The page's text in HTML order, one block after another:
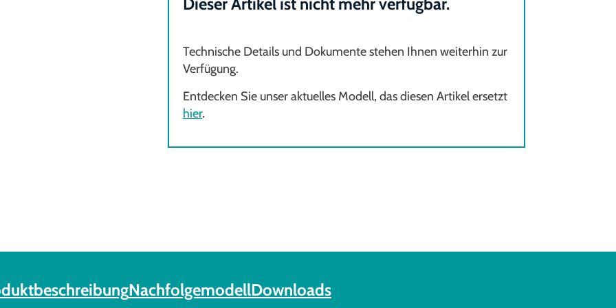
Technische Details und Dokumente stehen Ihnen weiterhin zur
Verfügung.
Entdecken Sie unser aktuelles Modell, das diesen Artikel ersetzt
hier.
NachfolgemodellDownloads